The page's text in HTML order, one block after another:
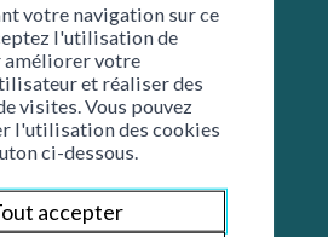
votre navigation sur ce
l'utilisation de
améliorer votre
et réaliser des
visites. Vous pouvez
l'utilisation des cookies
ci-dessous.
accepter